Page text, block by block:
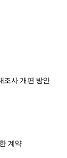
조사 개편 방안
계약